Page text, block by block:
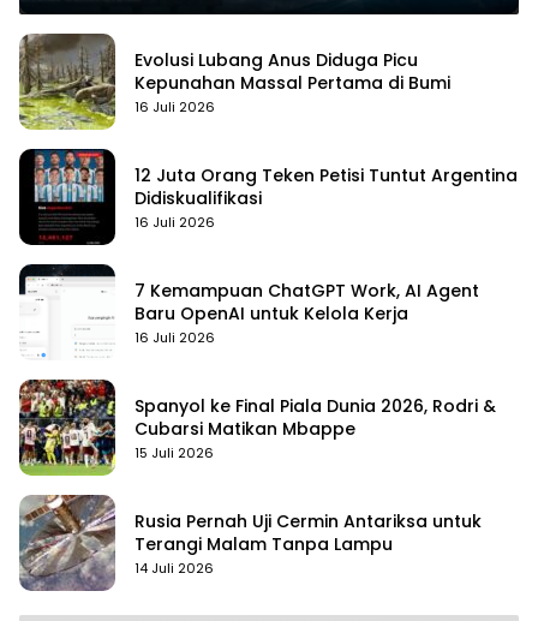
Evolusi Lubang Anus Diduga Picu
Kepunahan Massal Pertama di Bumi
16 Juli 2026
12 Juta Orang Teken Petisi Tuntut Argentina
Didiskualifikasi
16 Juli 2026
7 Kemampuan ChatGPT Work, AI Agent
Baru OpenAI untuk Kelola Kerja
16 Juli 2026
Spanyol ke Final Piala Dunia 2026, Rodri &
Cubarsi Matikan Mbappe
15 Juli 2026
Rusia Pernah Uji Cermin Antariksa untuk
Terangi Malam Tanpa Lampu
14 Juli 2026